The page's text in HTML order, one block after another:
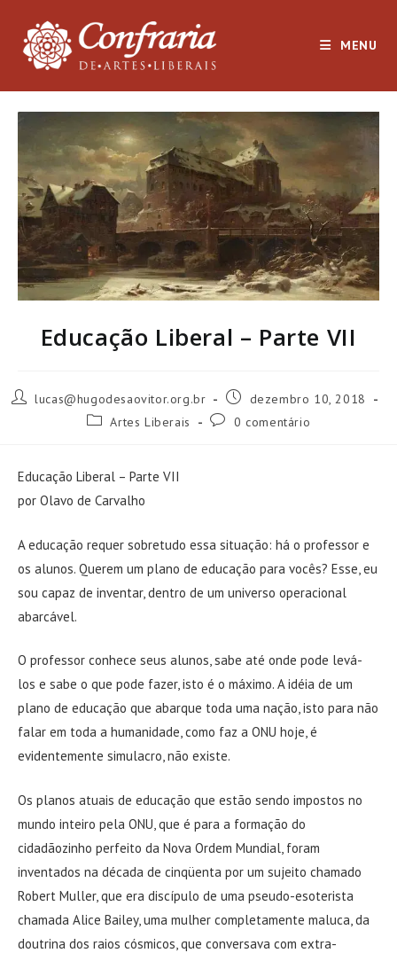
MENU
Educação Liberal – Parte VII
Autorlucas@hugodesaovitor.org.br
Post dezembro 10, 2018
Categoria
Artes Liberais
Comentários
0 comentário
Educação Liberal – Parte VII
por Olavo de Carvalho
A educação requer sobretudo essa situação: há o professor e
os alunos. Querem um plano de educação para vocês? Esse, eu
sou capaz de inventar, dentro de um universo operacional
abarcável.
O professor conhece seus alunos, sabe até onde pode levá-
los e sabe o que pode fazer, isto é o máximo. A idéia de um
plano de educação que abarque toda uma nação, isto para não
falar em toda a humanidade, como faz a ONU hoje, é
evidentemente simulacro, não existe.
Os planos atuais de educação que estão sendo impostos no
mundo inteiro pela ONU, que é para a formação do
cidadãozinho perfeito da Nova Ordem Mundial, foram
inventados na década de cinqüenta por um sujeito chamado
Robert Muller, que era discípulo de uma pseudo-esoterista
chamada Alice Bailey, uma mulher completamente maluca, da
doutrina dos raios cósmicos, que conversava com extra-